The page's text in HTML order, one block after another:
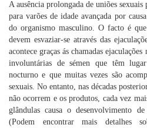
A ausência prolongada de uniões
para varões de idade avançada por
do organismo masculino. O facto é
devem esvaziar-se através das
acontece graças ás chamadas
involuntárias de sémen que têm
nocturno e que muitas vezes são
sexuais. No entanto, nas décadas
não ocorrem e os produtos, cada vez
glândulas causa o desenvolvimento
(Podem encontrar mais detalhes